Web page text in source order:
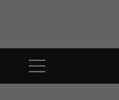
PRIMARY
MENU